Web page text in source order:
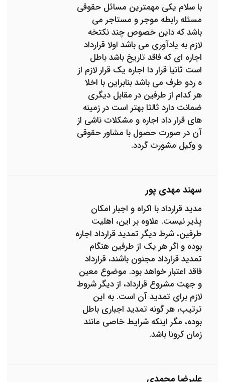
با سلام یکی مهمترین مسائل حقوقی
مسئله رابطه موجر و مستاجر می
باشد که داین خصوص چند نکتخه
لازم به یادآوری می باشد اولا قرارداد
اجاره ای که فاقد تاریخ باشد باطل
است ثانیا قرار دا اجاره یک قرار لازم از
ه ردو طرف می باشد بنابراین با اخلا
هر کدام از طرفین در مقابل دیگری
ضمانت دارد ثالثا بهتر است در زمینه
های قرار داد اجاره و مشکلات ناشی از
آن در صورت حصول با مشاور حقوقی
و وکیل مشورت گردد.
سهند مهدی پور
مدید قرارداد با اکراه و اجبار امکان
پذیر نیست. علاوه بر این، اهلیت
طرفین، شرط دیگر تمدید قرارداد اجاره
بوده و اگر هر یک از طرفین هنگام
تمدید قرارداد مجنون باشند، قرارداد
فاقد اعتبار خواهد بود. موضوع معین
و جهت مشروع قرارداد، از دیگر شروط
لازم برای تمدید آن است. به این
ترتیب، هر گونه تمدید اجباری باطل
بوده، مگر اینکه شرایط خاصی مانند
زمان کرونا باشد.
علیرضا محمدی